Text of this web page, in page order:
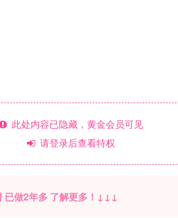
此处内容已隐藏，黄金会员可见
请登录后查看特权
已做2年多 了解更多！↓↓↓